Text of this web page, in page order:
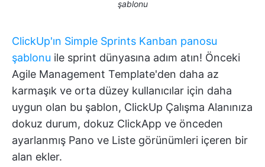
şablonu
ClickUp'ın Simple Sprints Kanban panosu
şablonu ile sprint dünyasına adım atın! Önceki
Agile Management Template'den daha az
karmaşık ve orta düzey kullanıcılar için daha
uygun olan bu şablon, ClickUp Çalışma Alanınıza
dokuz durum, dokuz ClickApp ve önceden
ayarlanmış Pano ve Liste görünümleri içeren bir
alan ekler.